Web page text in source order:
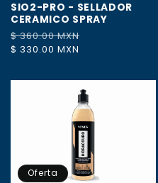
SIO2-PRO - SELLADOR
CERAMICO SPRAY
Precio
habitual
$ 360.00 MXN
$ 330.00 MXN
Oferta